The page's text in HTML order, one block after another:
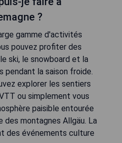
?
gamme d'activités
pouvez profiter des
ski, le snowboard et la
pendant la saison froide.
explorer les sentiers
ou simplement vous
paisible entourée
des montagnes Allgäu. La
des événements culture